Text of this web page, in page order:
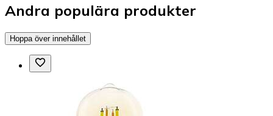
Andra populära produkter
Hoppa över innehållet